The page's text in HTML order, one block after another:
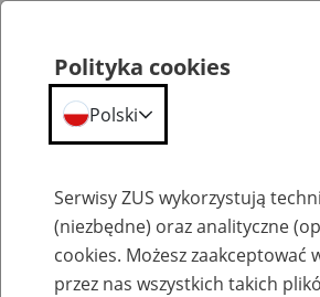
Szkolenia
Polityka cookies
Polski
Serwisy ZUS wykorzystują
(niezbędne) oraz analityczne
cookies. Możesz zaakceptować
przez nas wszystkich takich